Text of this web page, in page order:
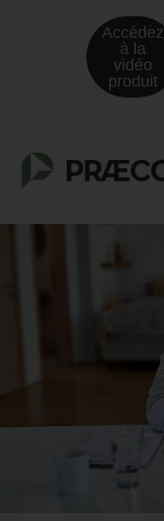
Accédez
à la
vidéo
produit